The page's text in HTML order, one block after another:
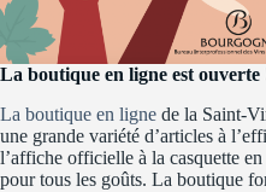
La boutique en ligne est ouverte
La boutique en ligne de la Saint-
une grande variété d’articles à
l’affiche officielle à la casquette
pour tous les goûts. La boutique